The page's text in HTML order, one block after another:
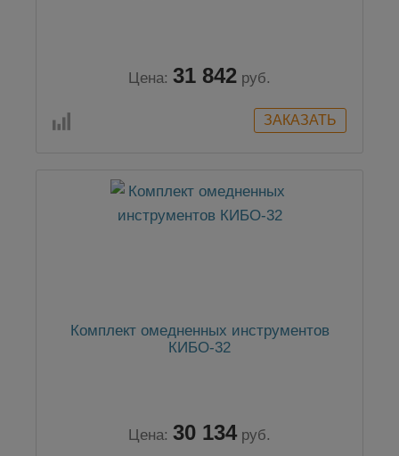
Цена: 31 842 руб.
Комплект омедненных инструментов
КИБО-32
Цена: 30 134 руб.